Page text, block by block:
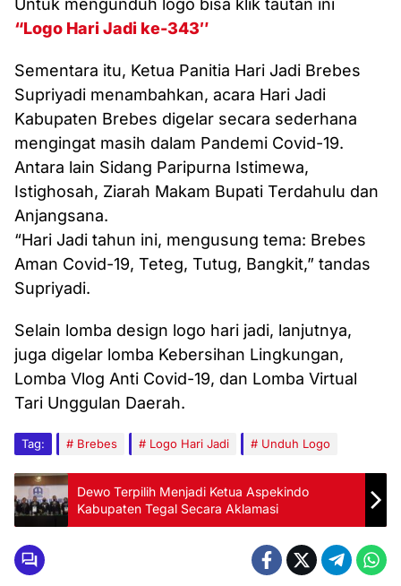
Untuk mengunduh logo bisa klik tautan ini
“Logo Hari Jadi ke-343″
Sementara itu, Ketua Panitia Hari Jadi Brebes
Supriyadi menambahkan, acara Hari Jadi
Kabupaten Brebes digelar secara sederhana
mengingat masih dalam Pandemi Covid-19.
Antara lain Sidang Paripurna Istimewa,
Istighosah, Ziarah Makam Bupati Terdahulu dan
Anjangsana.
“Hari Jadi tahun ini, mengusung tema: Brebes
Aman Covid-19, Teteg, Tutug, Bangkit,” tandas
Supriyadi.
Selain lomba design logo hari jadi, lanjutnya,
juga digelar lomba Kebersihan Lingkungan,
Lomba Vlog Anti Covid-19, dan Lomba Virtual
Tari Unggulan Daerah.
Tag: Brebes Logo Hari Jadi Unduh Logo
Dewo Terpilih Menjadi Ketua Aspekindo
Kabupaten Tegal Secara Aklamasi